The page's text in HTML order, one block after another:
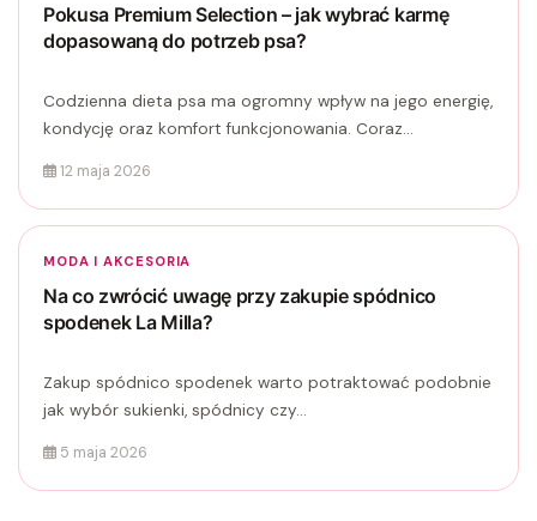
Pokusa Premium Selection – jak wybrać karmę
dopasowaną do potrzeb psa?
Codzienna dieta psa ma ogromny wpływ na jego energię,
kondycję oraz komfort funkcjonowania. Coraz...
12 maja 2026
MODA I AKCESORIA
Na co zwrócić uwagę przy zakupie spódnico
spodenek La Milla?
Zakup spódnico spodenek warto potraktować podobnie
jak wybór sukienki, spódnicy czy...
5 maja 2026